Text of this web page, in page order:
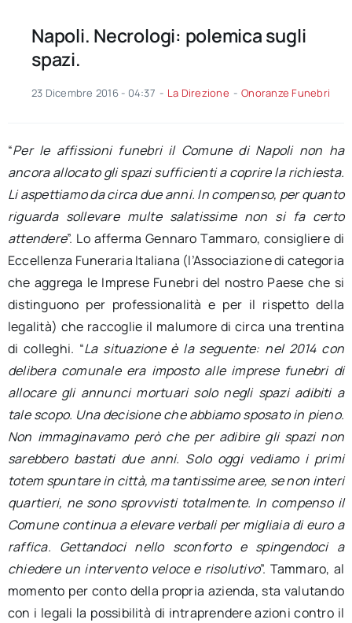
Napoli. Necrologi: polemica sugli
spazi.
23 Dicembre 2016 - 04:37 - La Direzione - Onoranze Funebri
“Per le affissioni funebri il Comune di Napoli non ha
ancora allocato gli spazi sufficienti a coprire la richiesta.
Li aspettiamo da circa due anni. In compenso, per quanto
riguarda sollevare multe salatissime non si fa certo
attendere”. Lo afferma Gennaro Tammaro, consigliere di
Eccellenza Funeraria Italiana (l’Associazione di categoria
che aggrega le Imprese Funebri del nostro Paese che si
distinguono per professionalità e per il rispetto della
legalità) che raccoglie il malumore di circa una trentina
di colleghi. “La situazione è la seguente: nel 2014 con
delibera comunale era imposto alle imprese funebri di
allocare gli annunci mortuari solo negli spazi adibiti a
tale scopo. Una decisione che abbiamo sposato in pieno.
Non immaginavamo però che per adibire gli spazi non
sarebbero bastati due anni. Solo oggi vediamo i primi
totem spuntare in città, ma tantissime aree, se non interi
quartieri, ne sono sprovvisti totalmente. In compenso il
Comune continua a elevare verbali per migliaia di euro a
raffica. Gettandoci nello sconforto e spingendoci a
chiedere un intervento veloce e risolutivo”. Tammaro, al
momento per conto della propria azienda, sta valutando
con i legali la possibilità di intraprendere azioni contro il